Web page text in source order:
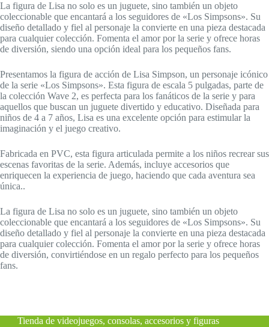
La figura de Lisa no solo es un juguete, sino también un objeto
coleccionable que encantará a los seguidores de «Los Simpsons». Su
diseño detallado y fiel al personaje la convierte en una pieza destacada
para cualquier colección. Fomenta el amor por la serie y ofrece horas
de diversión, siendo una opción ideal para los pequeños fans.
Presentamos la figura de acción de Lisa Simpson, un personaje icónico
de la serie «Los Simpsons». Esta figura de escala 5 pulgadas, parte de
la colección Wave 2, es perfecta para los fanáticos de la serie y para
aquellos que buscan un juguete divertido y educativo. Diseñada para
niños de 4 a 7 años, Lisa es una excelente opción para estimular la
imaginación y el juego creativo.
Fabricada en PVC, esta figura articulada permite a los niños recrear sus
escenas favoritas de la serie. Además, incluye accesorios que
enriquecen la experiencia de juego, haciendo que cada aventura sea
única..
La figura de Lisa no solo es un juguete, sino también un objeto
coleccionable que encantará a los seguidores de «Los Simpsons». Su
diseño detallado y fiel al personaje la convierte en una pieza destacada
para cualquier colección. Fomenta el amor por la serie y ofrece horas
de diversión, convirtiéndose en un regalo perfecto para los pequeños
fans.
Tienda de videojuegos, consolas, accesorios y figuras